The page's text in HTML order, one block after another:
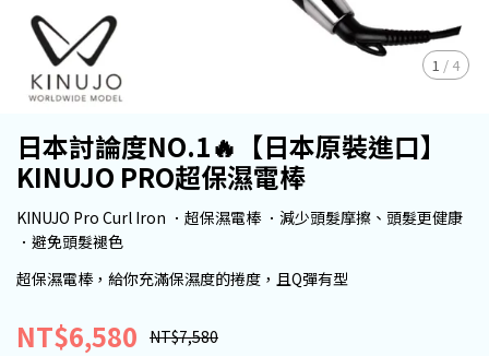
1 / 4
日本討論度NO.1🔥【日本原裝進口】
KINUJO PRO超保濕電棒
KINUJO Pro Curl Iron ．超保濕電棒 ．減少頭髮摩擦、頭髮更健康
．避免頭髮褪色
超保濕電棒，給你充滿保濕度的捲度，且Q彈有型
NT$6,580 NT$7,580